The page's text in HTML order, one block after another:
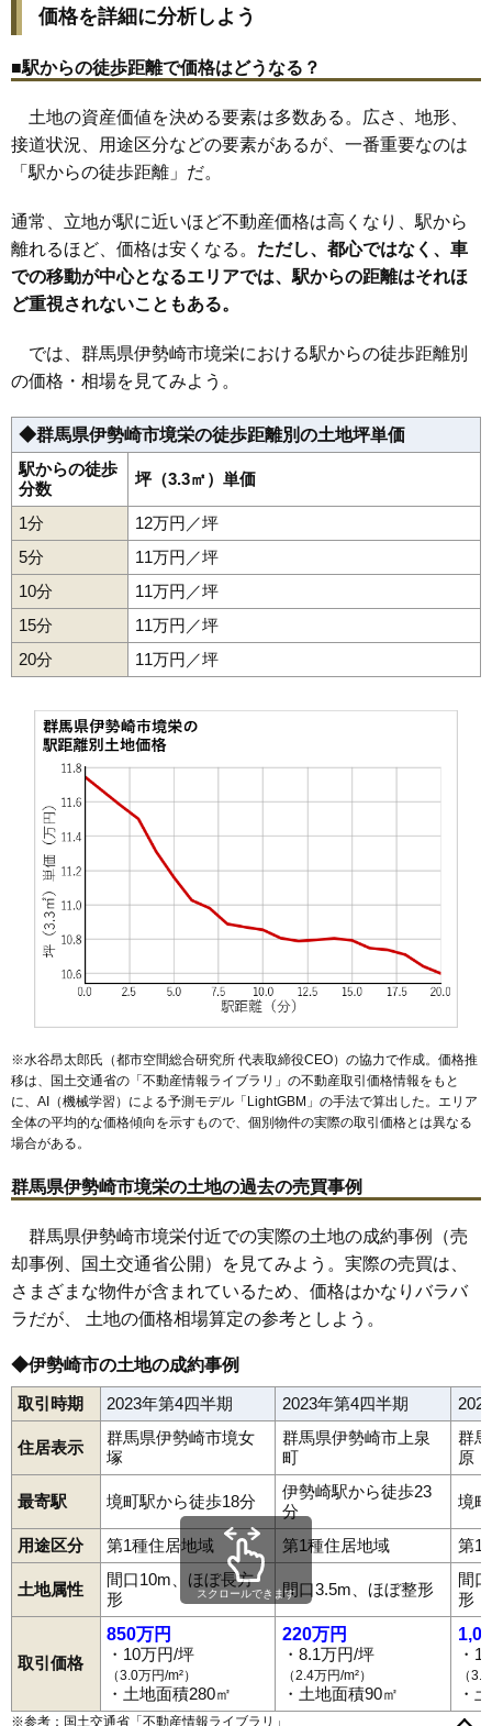
25 田中町 13万円
27 宮前町 13万円 947万円 5.8%
28 曲輪町 13万円 552万円 -3.3%
29 安堀町 13万円 1,237万円 2.7%
30 宗高町
31 乾町 12万円 1,188万円 7.2%
32 緑町 12万円 734万円 -0.5%
33 大手町 12万円 371万円 -8.7%
34 若葉町 12万円
36 境栄
38 三光町 11万円 907万円
39 八幡町
40
41 除ケ町
42 阿弥大寺町
43 境美原
44 境女塚
45 境三ツ木
47 境萩原
48 境
50 茂呂南町
51 西小保方町
52
53 9.2万円
54 山王町 9.0万円 808万円
境百々東 8.9万円 1,128万円
8.6万円
中町 8.5万円 814万円 0.8%
59 八斗島町 8.4万円 811万円 5.9%
60
62 境下武士 8.3万円 818万円 3.5%
63 豊城町 8.2万円 705万円 3.1%
64 境新栄 8.2万円 1,109万円 3.4%
65 境東 8.1万円 776万円 -2.2%
66 境百々 8.0万円 589万円
67 三室町 8.0万円
68 本関町 7.9万円 754万円 -3.2%
69 東小保方町 7.7万円 790万円 0.9%
70 八寸町 2.5%
737万円
7.6万円
73 境保泉 7.6万円 820万円 9.2%
74 福島町 7.5万円 719万円 2.9%
75 今井町 7.5万円 875万円 9.0%
境米岡 726万円 4.8%
上田町 989万円 1.6%
78 下触町 6.7万円 743万円 2.1%
価格を詳細に分析しよう
■駅からの徒歩距離で価格はどうなる？
土地の資産価値を決める要素は多数ある。広さ、地形、
接道状況、用途区分などの要素があるが、一番重要なのは
「駅からの徒歩距離」だ。
通常、立地が駅に近いほど不動産価格は高くなり、駅から
離れるほど、価格は安くなる。 ただし、都心ではなく、車
での移動が中心となるエリアでは、駅からの距離はそれほ
ど重視されないこともある。
では、群馬県伊勢崎市境栄における駅からの徒歩距離別
の価格・相場を見てみよう。
◆群馬県伊勢崎市境栄の徒歩距離別の土地坪単価
駅からの徒歩
分数
坪（3.3㎡）単価
1分
12万円／坪
5分
11万円／坪
10分
11万円／坪
15分
11万円／坪
20分
11万円／坪
※水谷昂太郎氏（都市空間総合研究所 代表取締役CEO）の協力で作成。価格推
移は、国土交通省の「不動産情報ライブラリ 」の不動産取引価格情報をもと
に、AI（機械学習）による予測モデル「LightGBM」の手法で算出した。エリア
全体の平均的な価格傾向を示すもので、個別物件の実際の取引価格とは異なる
場合がある。
群馬県伊勢崎市境栄の土地の過去の売買事例
群馬県伊勢崎市境栄付近での実際の土地の成約事例（売
却事例、国土交通省公開）を見てみよう。実際の売買は、
さまざまな物件が含まれているため、価格はかなりバラバ
ラだが、 土地の価格相場算定の参考としよう。
◆伊勢崎市の土地の成約事例
取引時期 2023年第4四半期 2023年第4四半期
住居表示
群馬県伊勢崎市境女
塚
群馬県伊勢崎市上泉
町
群
原
最寄駅 境町駅から徒歩18分
伊勢崎駅から徒歩23
分
境
用途区分 第1種住居地域 第1種住居地域 第1
土地属性
間口10m、ほぼ長方
形
間口3.5m、ほぼ整形
間
形
取引価格
850万円
・10万円/坪
（3.0万円/m²）
・土地面積280㎡
220万円
・8.1万円/坪
（2.4万円/m²）
・土地面積90㎡
・
（
・
スクロールできます
※参考：国土交通省「不動産情報ライブラリ 」
間野谷町赤堀今井町赤堀鹿島町東町阿弥大寺町安堀町
稲荷町乾町今泉町 太田町大手町
上泉町
上植木本町上諏訪町 上蓮町北千木町
国定町
曲輪町下道寺町 国領町寿町五目牛町
境伊与久境小此木境女塚 境上武士境上渕名境木島
境島村境下武士境下渕名境新栄境百々境百々東境中島